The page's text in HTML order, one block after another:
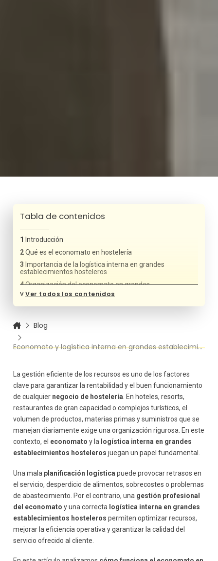
Tabla de contenidos
Introducción
Qué es el economato en hostelería
Importancia de la logística interna en grandes
establecimientos hosteleros
Organización del economato en grandes
establecimientos
Recepción de mercancías y control de calidad
Control documental
Clasificación de productos
Sistema FIFO
Control de inventarios
Inventarios periódicos
Sistemas digitales de control
Distribución interna de productos
Solicitudes internas
Gestión de compras y previsión de demanda
Previsión de consumo
Optimización de pedidos
Control de costes en el economato
Seguridad alimentaria en el almacenamiento
Digitalización de la logística interna
˅Ver todos los contenidos
Blog
Economato y logística interna en grandes establecimientos hosteleros
La gestión eficiente de los recursos es uno de los factores
clave para garantizar la rentabilidad y el buen funcionamiento
de cualquier negocio de hostelería. En hoteles, resorts,
restaurantes de gran capacidad o complejos turísticos, el
volumen de productos, materias primas y suministros que se
manejan diariamente exige una organización rigurosa. En este
contexto, el economato y la logística interna en grandes
establecimientos hosteleros juegan un papel fundamental.
Una mala planificación logística puede provocar retrasos en
el servicio, desperdicio de alimentos, sobrecostes o problemas
de abastecimiento. Por el contrario, una gestión profesional
del economato y una correcta logística interna en grandes
establecimientos hosteleros permiten optimizar recursos,
mejorar la eficiencia operativa y garantizar la calidad del
servicio ofrecido al cliente.